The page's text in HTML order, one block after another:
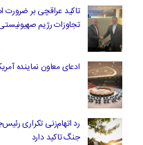
تاکید عراقچی بر ضرورت
تجاوزات رژیم
ادعای معاون نماینده
رد اتهام‌زنی تکراری
جنگ تاکید دارد